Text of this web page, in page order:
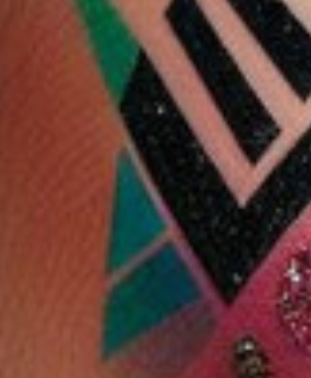
للشفاه
2.238 دب
اشتر الآن
في ١ - اسود
2.200 دب
1.980 دب
أضف
اشتر الآن
شيجلام هيدرا جيلي
فرشاة
وتكثيفه
اشتر الآن
جوي استشوار واستريتر
الشعر 2 في 1 - 1200 واط
7.700 دب
اشتر الآن